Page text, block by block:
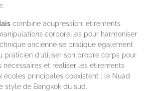
combine acupression, étirements
corporelles pour harmoniser
ancienne se pratique également
praticien d’utiliser son propre corps pour
nécessaires et réaliser les étirements
écoles principales coexistent : le Nuad
style de Bangkok du sud.